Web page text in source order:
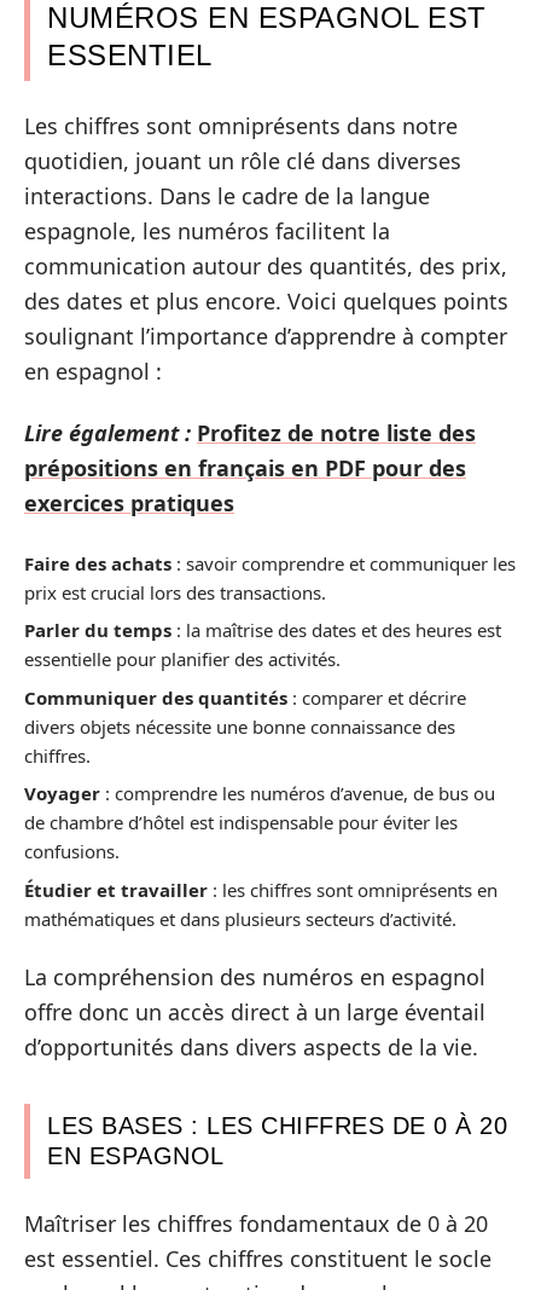
NUMÉROS EN ESPAGNOL EST
ESSENTIEL
Les chiffres sont omniprésents dans notre
quotidien, jouant un rôle clé dans diverses
interactions. Dans le cadre de la langue
espagnole, les numéros facilitent la
communication autour des quantités, des prix,
des dates et plus encore. Voici quelques points
soulignant l’importance d’apprendre à compter
en espagnol :
Lire également : Profitez de notre liste des
prépositions en français en PDF pour des
exercices pratiques
Faire des achats : savoir comprendre et communiquer les
prix est crucial lors des transactions.
Parler du temps : la maîtrise des dates et des heures est
essentielle pour planifier des activités.
Communiquer des quantités : comparer et décrire
divers objets nécessite une bonne connaissance des
chiffres.
Voyager : comprendre les numéros d’avenue, de bus ou
de chambre d’hôtel est indispensable pour éviter les
confusions.
Étudier et travailler : les chiffres sont omniprésents en
mathématiques et dans plusieurs secteurs d’activité.
La compréhension des numéros en espagnol
offre donc un accès direct à un large éventail
d’opportunités dans divers aspects de la vie.
LES BASES : LES CHIFFRES DE 0 À 20
EN ESPAGNOL
Maîtriser les chiffres fondamentaux de 0 à 20
est essentiel. Ces chiffres constituent le socle